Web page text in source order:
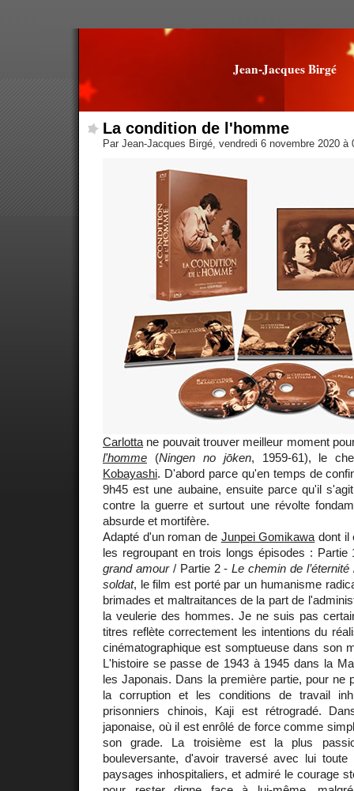
Jean-Jacques Birgé
La condition de l'homme
Par Jean-Jacques Birgé, vendredi 6 novembre 2020 à
Carlotta ne pouvait trouver meilleur moment
l'homme (Ningen no jōken, 1959-61), le
Kobayashi. D'abord parce qu'en temps de
9h45 est une aubaine, ensuite parce qu'il
contre la guerre et surtout une révolte
absurde et mortifère.
Adapté d'un roman de Junpei Gomikawa dont il
les regroupant en trois longs épisodes :
grand amour/ Partie 2 -Le chemin de l’éternité
soldat, le film est porté par un humanisme
brimades et maltraitances de la part de
la veulerie des hommes. Je ne suis pas
titres reflète correctement les intentions du
cinématographique est somptueuse dans son
L'histoire se passe de 1943 à 1945 dans la
les Japonais. Dans la première partie, pour ne
la corruption et les conditions de travail
prisonniers chinois, Kaji est rétrogradé.
japonaise, où il est enrôlé de force comme
son grade. La troisième est la plus
bouleversante, d'avoir traversé avec lui
paysages inhospitaliers, et admiré le courage